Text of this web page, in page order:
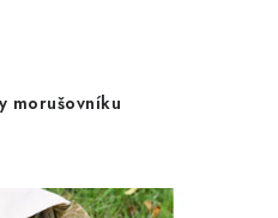
morušovníku